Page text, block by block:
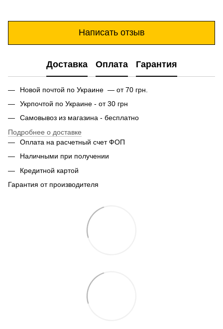
Написать отзыв
Доставка Оплата Гарантия
Новой почтой по Украине — от 70 грн.
Укрпочтой по Украине - от 30 грн
Самовывоз из магазина - бесплатно
Подробнее о доставке
Оплата на расчетный счет ФОП
Наличными при получении
Кредитной картой
Гарантия от производителя